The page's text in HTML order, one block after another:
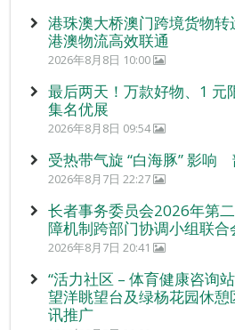
港珠澳大桥澳门跨境货物转
港澳物流高效联通
2026年8月8日 10:00
最后两天！万款好物、1 元
集名优展
2026年8月8日 09:54
受热带气旋 “白海豚” 影响
2026年8月7日 22:27
长者事务委员会2026年第
障机制跨部门协调小组联合
2026年8月7日 20:41
“活力社区 – 体育健康咨询
望洋眺望台及绿杨花园休
讯推广